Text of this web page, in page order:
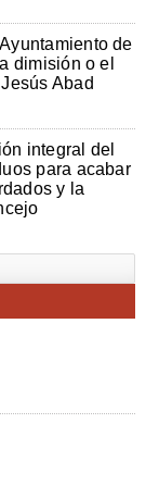
de
dimisión o el
Abad
integral del
para acabar
y la